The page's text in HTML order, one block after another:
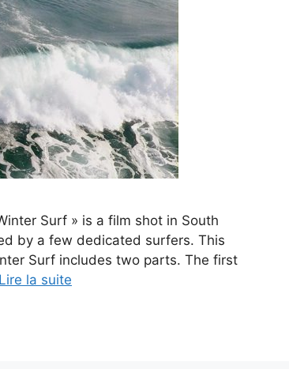
Surf » is a film shot in South
by a few dedicated surfers. This
Surf includes two parts. The first
Lire la suite